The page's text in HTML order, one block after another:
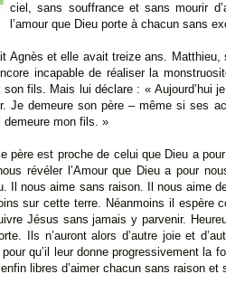
ciel, sans souffrance et sans mourir
l’amour que Dieu porte à chacun sans
Agnès et elle avait treize ans.
incapable de réaliser la
son fils. Mais lui déclare : « Aujourd’hui
Je demeure son père – même si ses
demeure mon fils. »
père est proche de celui que Dieu a
révéler l’Amour que Dieu a pour
Il nous aime sans raison. Il nous aime
sur cette terre. Néanmoins il espère
Jésus sans jamais y parvenir.
Ils n’auront alors d’autre joie et
qu’il leur donne progressivement la
libres d’aimer chacun sans raison